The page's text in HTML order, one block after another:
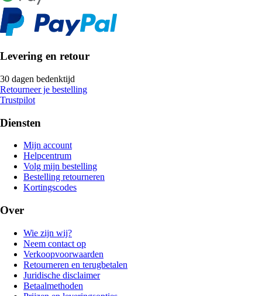
Levering en retour
30 dagen bedenktijd
Retourneer je bestelling
Trustpilot
Diensten
Mijn account
Helpcentrum
Volg mijn bestelling
Bestelling retourneren
Kortingscodes
Over
Wie zijn wij?
Neem contact op
Verkoopvoorwaarden
Retourneren en terugbetalen
Juridische disclaimer
Betaalmethoden